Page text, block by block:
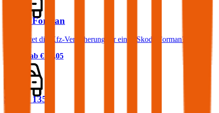
Skoda Forman
Was kostet die Kfz-Versicherung für einen Skoda Forman?
Prämie ab € 25,05
Skoda 135